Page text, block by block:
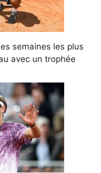
semaines les plus
avec un trophée